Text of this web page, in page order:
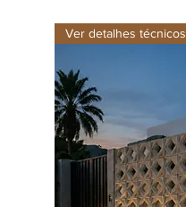
Ver detalhes técnicos